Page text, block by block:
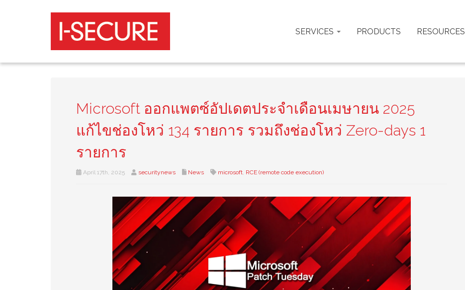
SERVICES PRODUCTS RESOURCES
Microsoft ออกแพตซ์อัปเดตประจำเดือนเมษายน 2025
แก้ไขช่องโหว่ 134 รายการ รวมถึงช่องโหว่ Zero-days 1
รายการ
April 17th, 2025 securitynews News microsoft, RCE (remote code execution)